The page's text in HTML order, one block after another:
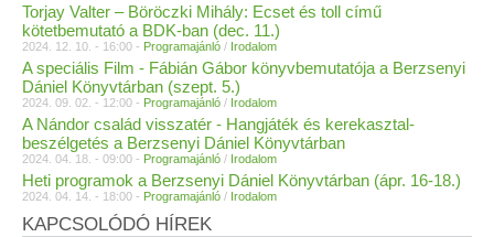
Torjay Valter – Böröczki Mihály: Ecset és toll című
kötetbemutató a BDK-ban (dec. 11.)
2024. 12. 10. - 16:00 - Programajánló / Irodalom
A speciális Film - Fábián Gábor könyvbemutatója a Berzsenyi
Dániel Könyvtárban (szept. 5.)
2024. 09. 02. - 12:00 - Programajánló / Irodalom
A Nándor család visszatér - Hangjáték és kerekasztal-
beszélgetés a Berzsenyi Dániel Könyvtárban
2024. 04. 18. - 09:00 - Programajánló / Irodalom
Heti programok a Berzsenyi Dániel Könyvtárban (ápr. 16-18.)
2024. 04. 14. - 18:00 - Programajánló / Irodalom
KAPCSOLÓDÓ HÍREK